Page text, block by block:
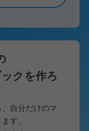
クを作ろ
自分だけのマ
す。